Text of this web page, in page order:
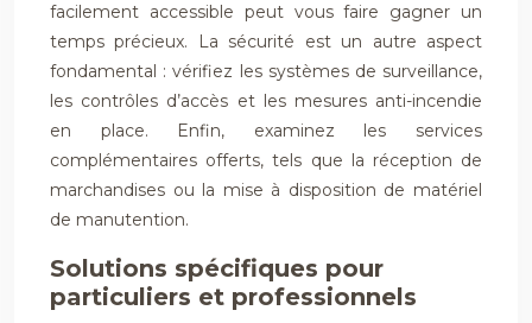
facilement accessible peut vous faire gagner un
temps précieux. La sécurité est un autre aspect
fondamental : vérifiez les systèmes de surveillance,
les contrôles d’accès et les mesures anti-incendie
en place. Enfin, examinez les services
complémentaires offerts, tels que la réception de
marchandises ou la mise à disposition de matériel
de manutention.
Solutions spécifiques pour
particuliers et professionnels